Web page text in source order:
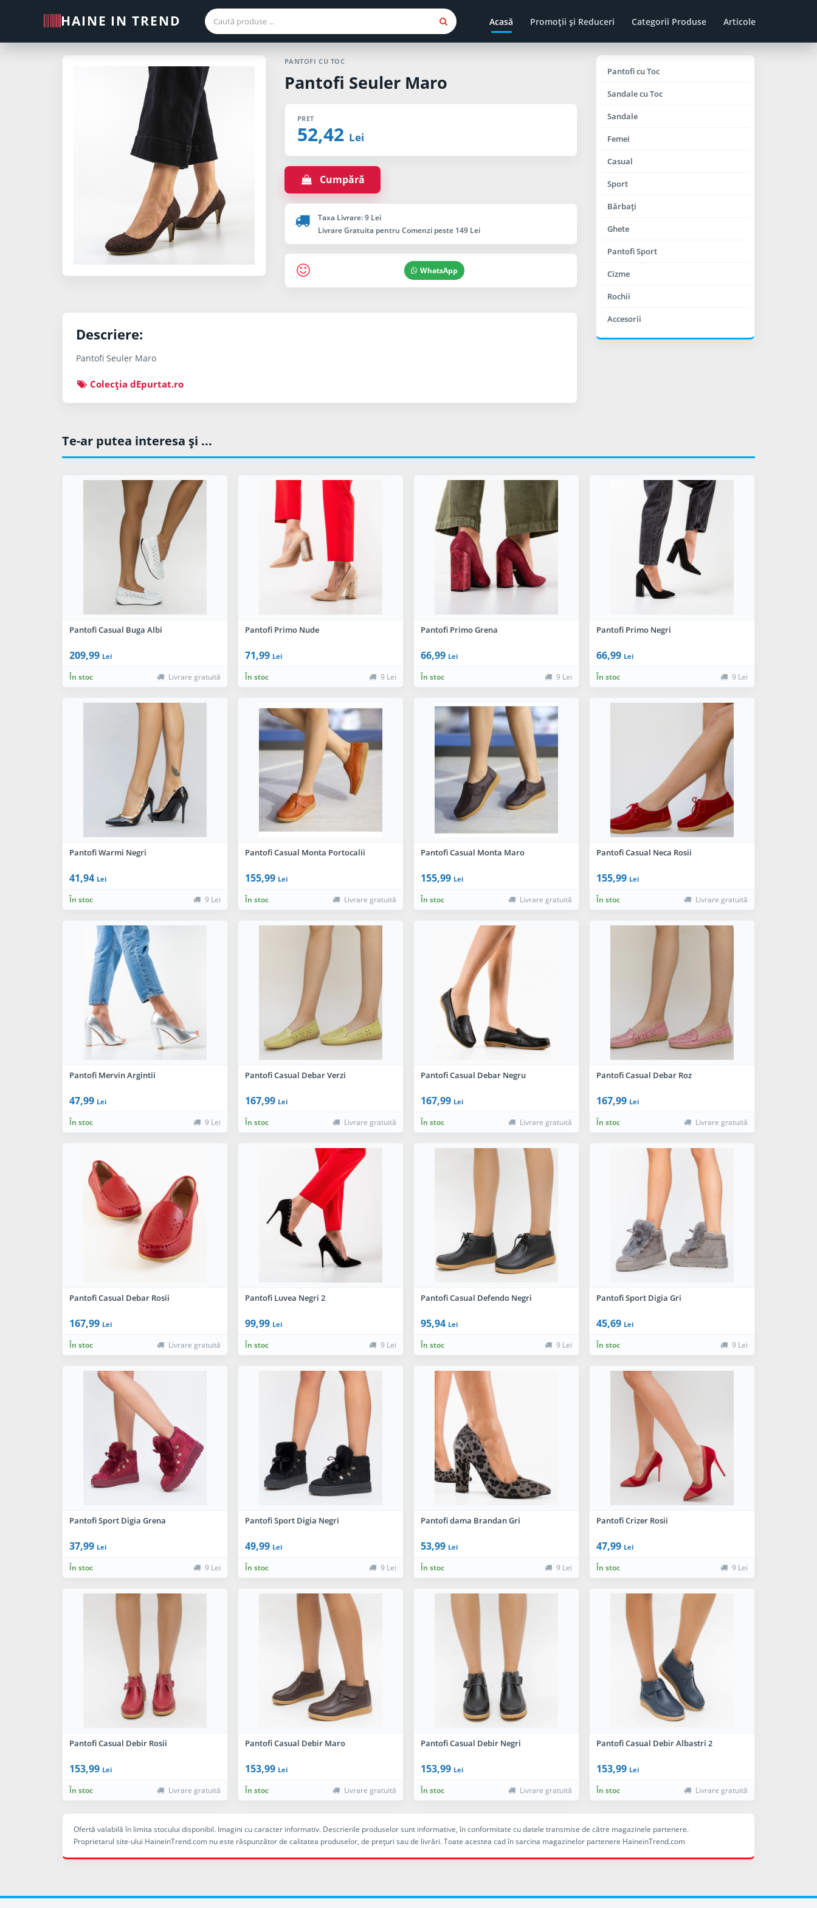
HAINE IN TREND Acasă Promoţii şi Reduceri Categorii Produse Articole
PANTOFI CU TOC
Pantofi Seuler Maro
PRET
52,42 Lei
Cumpără
Taxa Livrare: 9 Lei
Livrare Gratuita pentru Comenzi peste 149 Lei
WhatsApp
Descriere:
Pantofi Seuler Maro
Colecţia dEpurtat.ro
Pantofi cu Toc
Sandale cu Toc
Sandale
Femei
Casual
Sport
Bărbaţi
Ghete
Pantofi Sport
Cizme
Rochii
Accesorii
Te-ar putea interesa şi ...
Pantofi Casual Buga Albi
209,99 Lei
În stoc Livrare gratuită
Pantofi Primo Nude
71,99 Lei
În stoc 9 Lei
Pantofi Primo Grena
66,99 Lei
În stoc 9 Lei
Pantofi Primo Negri
66,99 Lei
În stoc 9 Lei
Pantofi Warmi Negri
41,94 Lei
În stoc 9 Lei
Pantofi Casual Monta Portocalii
155,99 Lei
În stoc Livrare gratuită
Pantofi Casual Monta Maro
155,99 Lei
În stoc Livrare gratuită
Pantofi Casual Neca Rosii
155,99 Lei
În stoc Livrare gratuită
Pantofi Mervin Argintii
47,99 Lei
În stoc 9 Lei
Pantofi Casual Debar Verzi
167,99 Lei
În stoc Livrare gratuită
Pantofi Casual Debar Negru
167,99 Lei
În stoc Livrare gratuită
Pantofi Casual Debar Roz
167,99 Lei
În stoc Livrare gratuită
Pantofi Casual Debar Rosii
167,99 Lei
În stoc Livrare gratuită
Pantofi Luvea Negri 2
99,99 Lei
În stoc 9 Lei
Pantofi Casual Defendo Negri
95,94 Lei
În stoc 9 Lei
Pantofi Sport Digia Gri
45,69 Lei
În stoc 9 Lei
Pantofi Sport Digia Grena
37,99 Lei
În stoc 9 Lei
Pantofi Sport Digia Negri
49,99 Lei
În stoc 9 Lei
Pantofi dama Brandan Gri
53,99 Lei
În stoc 9 Lei
Pantofi Crizer Rosii
47,99 Lei
În stoc 9 Lei
Pantofi Casual Debir Rosii
153,99 Lei
În stoc Livrare gratuită
Pantofi Casual Debir Maro
153,99 Lei
În stoc Livrare gratuită
Pantofi Casual Debir Negri
153,99 Lei
În stoc Livrare gratuită
Pantofi Casual Debir Albastri 2
153,99 Lei
În stoc Livrare gratuită
Ofertă valabilă în limita stocului disponibil. Imagini cu caracter informativ. Descrierile produselor sunt informative, în conformitate cu datele transmise de către magazinele partenere.
Proprietarul site-ului HaineinTrend.com nu este răspunzător de calitatea produselor, de preţuri sau de livrări. Toate acestea cad în sarcina magazinelor partenere HaineinTrend.com